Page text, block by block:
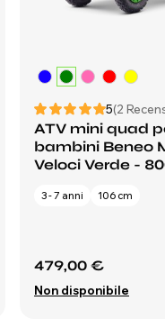
5(2
ATV mini quad
bambini Beneo
Veloci Verde -
3 - 7 anni 106 cm
479,00 €
Non disponibile